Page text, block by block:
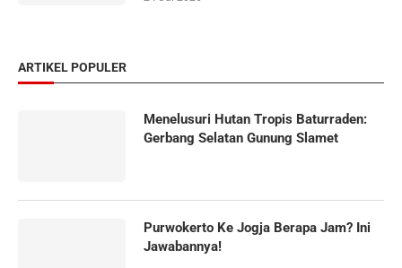
ARTIKEL POPULER
Menelusuri Hutan Tropis Baturraden:
Gerbang Selatan Gunung Slamet
Purwokerto Ke Jogja Berapa Jam? Ini
Jawabannya!